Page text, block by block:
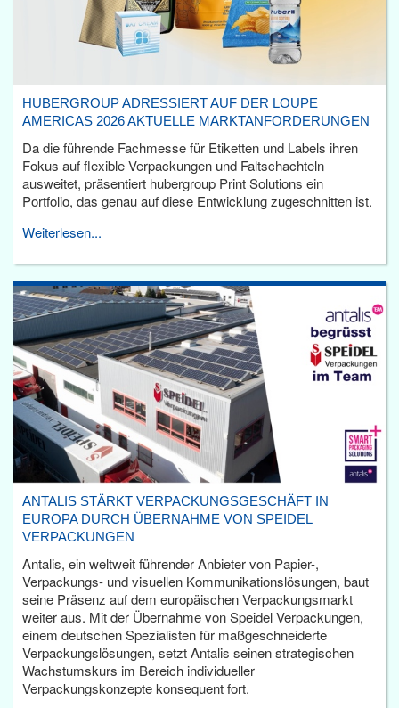
HUBERGROUP ADRESSIERT AUF DER LOUPE
AMERICAS 2026 AKTUELLE MARKTANFORDERUNGEN
Da die führende Fachmesse für Etiketten und Labels ihren
Fokus auf flexible Verpackungen und Faltschachteln
ausweitet, präsentiert hubergroup Print Solutions ein
Portfolio, das genau auf diese Entwicklung zugeschnitten ist.
Weiterlesen...
ANTALIS STÄRKT VERPACKUNGSGESCHÄFT IN
EUROPA DURCH ÜBERNAHME VON SPEIDEL
VERPACKUNGEN
Antalis, ein weltweit führender Anbieter von Papier-,
Verpackungs- und visuellen Kommunikationslösungen, baut
seine Präsenz auf dem europäischen Verpackungsmarkt
weiter aus. Mit der Übernahme von Speidel Verpackungen,
einem deutschen Spezialisten für maßgeschneiderte
Verpackungslösungen, setzt Antalis seinen strategischen
Wachstumskurs im Bereich individueller
Verpackungskonzepte konsequent fort.